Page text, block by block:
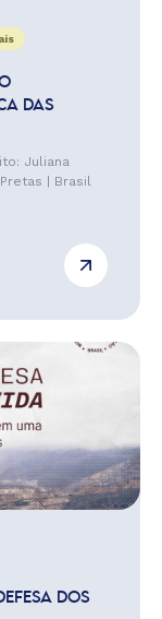
DAS
Juliana
| Brasil
DOS